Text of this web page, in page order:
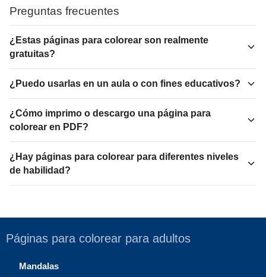
Preguntas frecuentes
¿Estas páginas para colorear son realmente
gratuitas?
¿Puedo usarlas en un aula o con fines educativos?
¿Cómo imprimo o descargo una página para
colorear en PDF?
¿Hay páginas para colorear para diferentes niveles
de habilidad?
Páginas para colorear para adultos
Mandalas